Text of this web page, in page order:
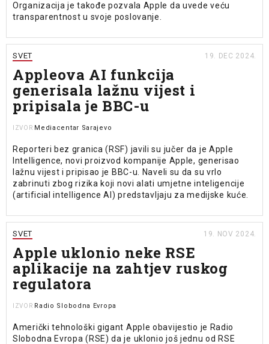
Organizacija je takođe pozvala Apple da uvede veću
transparentnost u svoje poslovanje.
SVET 19. DEC 2024.
Appleova AI funkcija
generisala lažnu vijest i
pripisala je BBC-u
IZVOR Mediacentar Sarajevo
Reporteri bez granica (RSF) javili su jučer da je Apple
Intelligence, novi proizvod kompanije Apple, generisao
lažnu vijest i pripisao je BBC-u. Naveli su da su vrlo
zabrinuti zbog rizika koji novi alati umjetne inteligencije
(artificial intelligence AI) predstavljaju za medijske kuće.
SVET 19. NOV 2024.
Apple uklonio neke RSE
aplikacije na zahtjev ruskog
regulatora
IZVOR Radio Slobodna Evropa
Američki tehnološki gigant Apple obavijestio je Radio
Slobodna Evropa (RSE) da je uklonio još jednu od RSE